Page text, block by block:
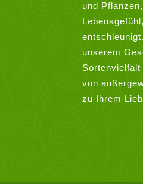
und
unserem
von
zu Ihrem